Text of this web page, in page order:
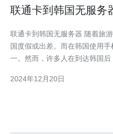
联通卡到韩国无服务
联通卡到韩国无服务器 随着旅游的兴起，越来越多的人选择去韩
国度假或出差。而在韩国使用
一。然而，许多人在到达韩国后
推出了一种新的服务：联通卡到韩国无服务
2024年12月20日